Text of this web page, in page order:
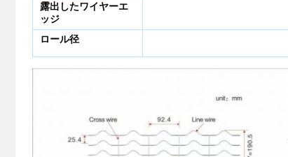
露出したワイヤーエ
ッジ
ロール径